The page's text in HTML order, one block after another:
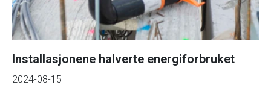
Installasjonene halverte energiforbruket
2024-08-15